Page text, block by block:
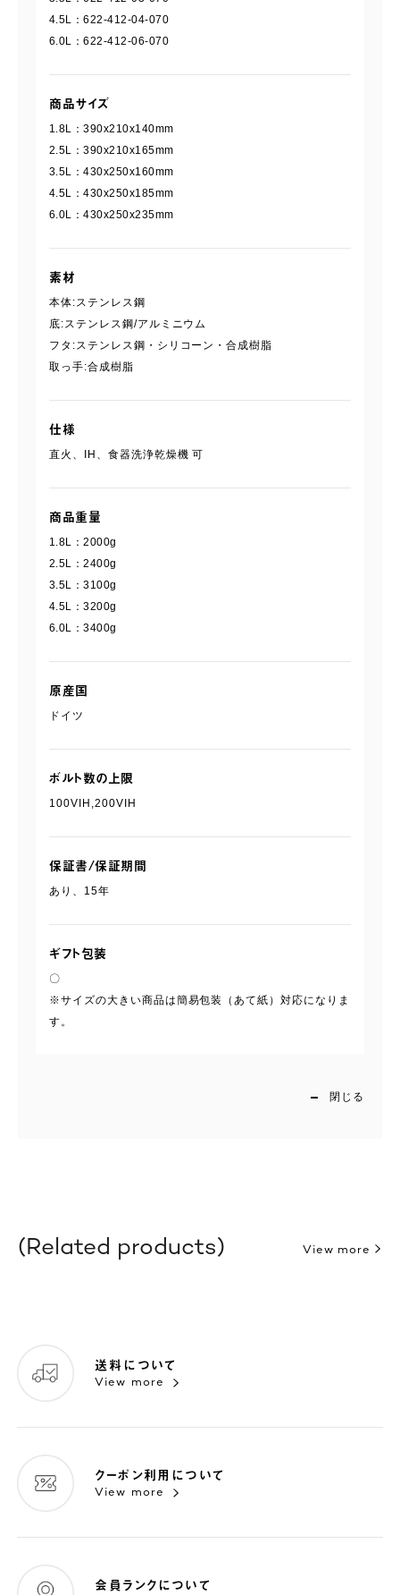
4.5L：622-412-04-070
6.0L：622-412-06-070
商品サイズ
1.8L：390x210x140mm
2.5L：390x210x165mm
3.5L：430x250x160mm
4.5L：430x250x185mm
6.0L：430x250x235mm
素材
本体:ステンレス鋼
底:ステンレス鋼/アルミニウム
フタ:ステンレス鋼・シリコーン・合成樹脂
取っ手:合成樹脂
仕様
直火、IH、食器洗浄乾燥機 可
商品重量
1.8L：2000g
2.5L：2400g
3.5L：3100g
4.5L：3200g
6.0L：3400g
原産国
ドイツ
ボルト数の上限
100VIH,200VIH
保証書/保証期間
あり、15年
ギフト包装
〇
※サイズの大きい商品は簡易包装（あて紙）対応になりま
す。
閉じる
Related products View more
送料について
View more
クーポン利用について
View more
会員ランクについて